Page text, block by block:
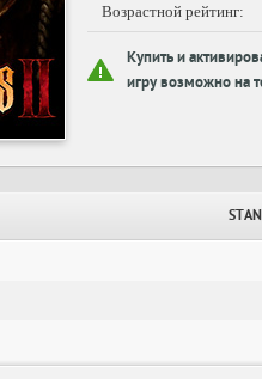
Возрастной рейтинг:
Купить и
игру возможно на